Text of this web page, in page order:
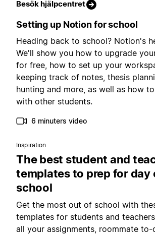
Besök hjälpcentret
Setting up Notion for school
Heading back to school? Notion's
We'll show you how to upgrade
for free, how to set up your
keeping track of notes, thesis
hunting and more, as well as how
with other students.
6 minuters video
Inspiration
The best student and
templates to prep for day
school
Get the most out of school with
templates for students and
all your assignments, roommate to-